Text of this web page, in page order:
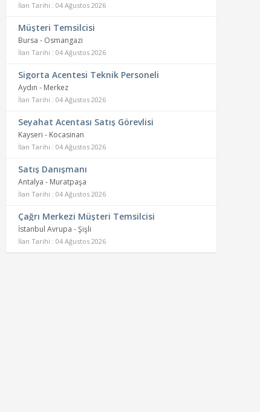
İlan Tarihi : 04 Ağustos 2026
Müşteri Temsilcisi
Bursa - Osmangazi
İlan Tarihi : 04 Ağustos 2026
Sigorta Acentesi Teknik Personeli
Aydın - Merkez
İlan Tarihi : 04 Ağustos 2026
Seyahat Acentası Satış Görevlisi
Kayseri - Kocasinan
İlan Tarihi : 04 Ağustos 2026
Satış Danışmanı
Antalya - Muratpaşa
İlan Tarihi : 04 Ağustos 2026
Çağrı Merkezi Müşteri Temsilcisi
İstanbul Avrupa - Şişli
İlan Tarihi : 04 Ağustos 2026